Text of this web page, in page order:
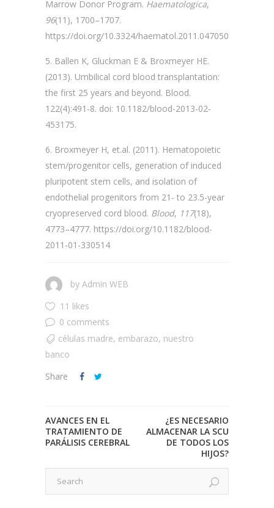
Marrow Donor Program. Haematologica,
96(11), 1700–1707.
https://doi.org/10.3324/haematol.2011.047050
Ballen K, Gluckman E & Broxmeyer HE.
(2013). Umbilical cord blood transplantation:
the first 25 years and beyond. Blood.
122(4):491-8. doi: 10.1182/blood-2013-02-
453175.
Broxmeyer H, et.al. (2011). Hematopoietic
stem/progenitor cells, generation of induced
pluripotent stem cells, and isolation of
endothelial progenitors from 21- to 23.5-year
cryopreserved cord blood. Blood, 117(18),
4773–4777. https://doi.org/10.1182/blood-
2011-01-330514
by Admin WEB
11 likes
0 comments
células madre, embarazo, nuestro
banco
Share
AVANCES EN EL
TRATAMIENTO DE
PARÁLISIS CEREBRAL
¿ES NECESARIO
ALMACENAR LA SCU
DE TODOS LOS
HIJOS?